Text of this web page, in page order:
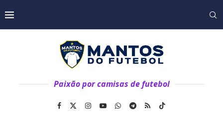
Paixão por camisas de futebol